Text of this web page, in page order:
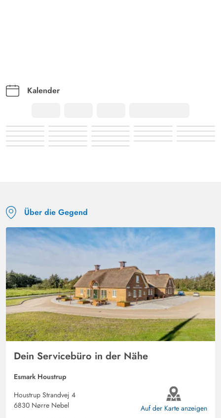
Kalender
Über die Gegend
Dein Servicebüro in der Nähe
Esmark Houstrup
Houstrup Strandvej 4
6830 Nørre Nebel
Auf der Karte anzeigen